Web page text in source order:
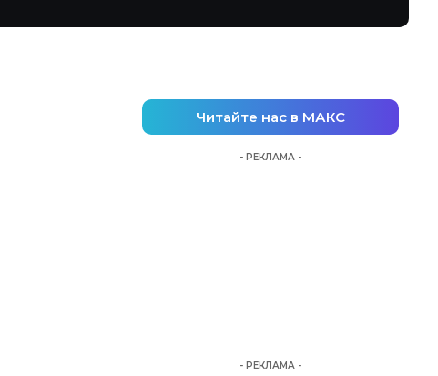
Читайте нас в МАКС
- РЕКЛАМА -
- РЕКЛАМА -